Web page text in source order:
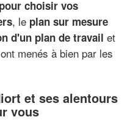
choisir vos
, le plan sur mesure
d'un plan de travail et
menés à bien par les
et ses alentours
vous